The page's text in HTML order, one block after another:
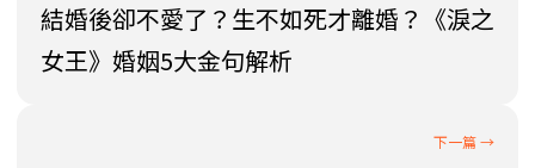
結婚後卻不愛了？生不如死才離婚？《淚之
女王》婚姻5大金句解析